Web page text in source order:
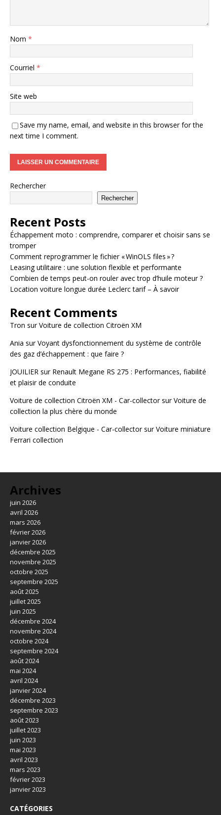
Nom *
Courriel *
Site web
Save my name, email, and website in this browser for the
next time I comment.
Rechercher
Rechercher
Recent Posts
Échappement moto : comprendre, comparer et choisir sans se
tromper
Comment reprogrammer le fichier « WinOLS files » ?
Leasing utilitaire : une solution flexible et performante
Combien de temps peut-on rouler avec trop d’huile moteur ?
Location voiture longue durée Leclerc tarif – À savoir
Recent Comments
Tron surVoiture de collection Citroën XM
Ania surVoyant dysfonctionnement du système de contrôle
des gaz d’échappement : que faire ?
JOUILIER sur Renault Megane RS 275 : Performances, fiabilité
et plaisir de conduite
Voiture de collection Citroën XM - Car-collectorsurVoiture de
collection la plus chère du monde
Voiture collection Belgique - Car-collectorsurVoiture miniature
Ferrari collection
Archives
juin 2026
avril 2026
mars 2026
février 2026
janvier 2026
décembre 2025
novembre 2025
octobre 2025
septembre 2025
août 2025
juillet 2025
juin 2025
décembre 2024
novembre 2024
octobre 2024
septembre 2024
août 2024
mai 2024
avril 2024
janvier 2024
décembre 2023
septembre 2023
août 2023
juillet 2023
juin 2023
mai 2023
avril 2023
mars 2023
février 2023
janvier 2023
CATÉGORIES